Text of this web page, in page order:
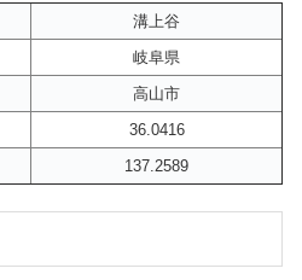
溝上谷
岐阜県
高山市
36.0416
137.2589